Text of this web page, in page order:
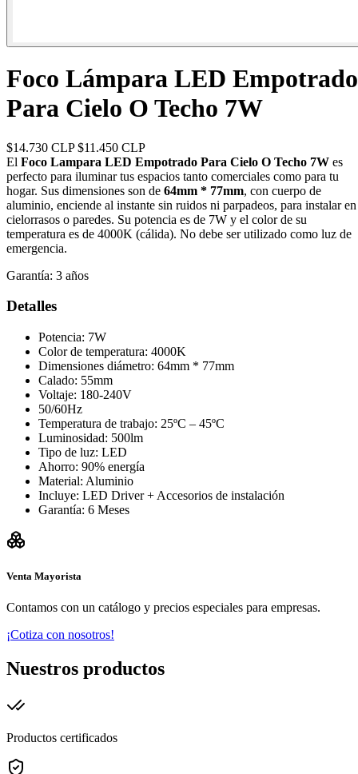
Foco Lámpara LED Empotrado
Para Cielo O Techo 7W
$14.730 CLP $11.450 CLP
El Foco Lampara LED Empotrado Para Cielo O Techo 7W es
perfecto para iluminar tus espacios tanto comerciales como para tu
hogar. Sus dimensiones son de 64mm * 77mm, con cuerpo de
aluminio, enciende al instante sin ruidos ni parpadeos, para instalar en
cielorrasos o paredes. Su potencia es de 7W y el color de su
temperatura es de 4000K (cálida). No debe ser utilizado como luz de
emergencia.
Garantía: 3 años
Detalles
Potencia: 7W
Color de temperatura: 4000K
Dimensiones diámetro: 64mm * 77mm
Calado: 55mm
Voltaje: 180-240V
50/60Hz
Temperatura de trabajo: 25ºC – 45ºC
Luminosidad: 500lm
Tipo de luz: LED
Ahorro: 90% energía
Material: Aluminio
Incluye: LED Driver + Accesorios de instalación
Garantía: 6 Meses
Venta Mayorista
Contamos con un catálogo y precios especiales para empresas.
¡Cotiza con nosotros!
Nuestros productos
Productos certificados